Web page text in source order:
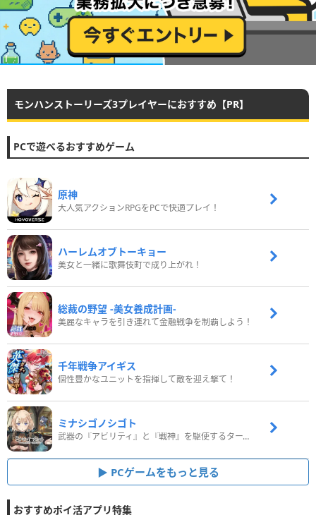
モンハンストーリーズ3プレイヤーにおすすめ【PR】
PCで遊べるおすすめゲーム
原神
大人気アクションRPGをPCで快適プレイ！
ハーレムオブトーキョー
美女と一緒に歌舞伎町で成り上がれ！
総裁の野望 -美女養成計画-
美麗なキャラを引き連れて金融戦争を制覇しよう！
千年戦争アイギス
個性豊かなユニットを指揮して敵を迎え撃て！
ミナシゴノシゴト
武器の『アビリティ』と『戦神』を駆使するターン制コマンドバトルRPG！
PCゲームをもっと見る
おすすめポイ活アプリ特集